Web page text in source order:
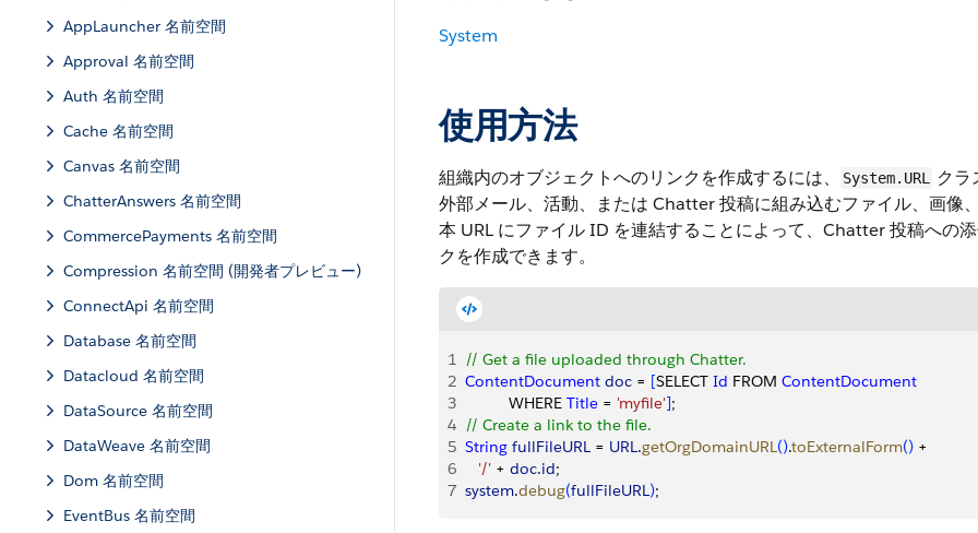
AppLauncher 名前空間
Approval 名前空間
Auth 名前空間
Cache 名前空間
Canvas 名前空間
ChatterAnswers 名前空間
CommercePayments 名前空間
Compression 名前空間 (開発者プレビュー)
ConnectApi 名前空間
Database 名前空間
Datacloud 名前空間
DataSource 名前空間
DataWeave 名前空間
Dom 名前空間
EventBus 名前空間
System
使用方法
組織内のオブジェクトへのリンクを作成するには、 System.URL
クラ
外部メール、活動、または Chatter 投稿に組み込むファイル、画像
本 URL にファイル ID を連結することによって、Chatter 投稿への
クを作成できます。
1 // Get a file uploaded through Chatter.
2 ContentDocument doc = [SELECT Id FROM ContentDocument
3
          WHERE
Title = 'myfile'];
4 // Create a link to the file.
5 String fullFileURL = URL.getOrgDomainURL().toExternalForm() +
6
   '/'
+ doc.id;
7 system.debug(fullFileURL);